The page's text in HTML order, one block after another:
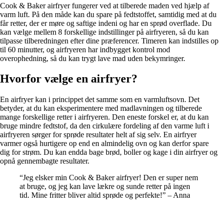
Cook & Baker airfryer fungerer ved at tilberede maden ved hjælp af
varm luft. På den måde kan du spare på fedtstoffet, samtidig med at du
får retter, der er møre og saftige indeni og har en sprød overflade. Du
kan vælge mellem 8 forskellige indstillinger på airfryeren, så du kan
tilpasse tilberedningen efter dine præferencer. Timeren kan indstilles op
til 60 minutter, og airfryeren har indbygget kontrol mod
overophedning, så du kan trygt lave mad uden bekymringer.
Hvorfor vælge en airfryer?
En airfryer kan i princippet det samme som en varmluftsovn. Det
betyder, at du kan eksperimentere med madlavningen og tilberede
mange forskellige retter i airfryeren. Den eneste forskel er, at du kan
bruge mindre fedtstof, da den cirkulære fordeling af den varme luft i
airfryeren sørger for sprøde resultater helt af sig selv. En airfryer
varmer også hurtigere op end en almindelig ovn og kan derfor spare
dig for strøm. Du kan endda bage brød, boller og kage i din airfryer og
opnå gennembagte resultater.
“Jeg elsker min Cook & Baker airfryer! Den er super nem
at bruge, og jeg kan lave lækre og sunde retter på ingen
tid. Mine fritter bliver altid sprøde og perfekte!” – Anna